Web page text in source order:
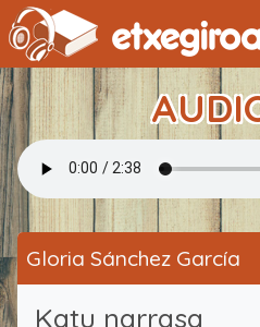
Gloria Sánchez García
Katu narrasa